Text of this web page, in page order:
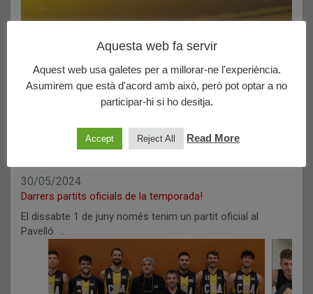
30/05/2024
Darrers partits oficials de la temporada!
El dissabte 1 de juny només tenim un partit oficial al
Pavelló. …
Aquesta web fa servir
Aquest web usa galetes per a millorar-ne l'experiència.
Asumirem que està d'acord amb això, però pot optar a no
participar-hi si ho desitja.
Accept Reject All Read More